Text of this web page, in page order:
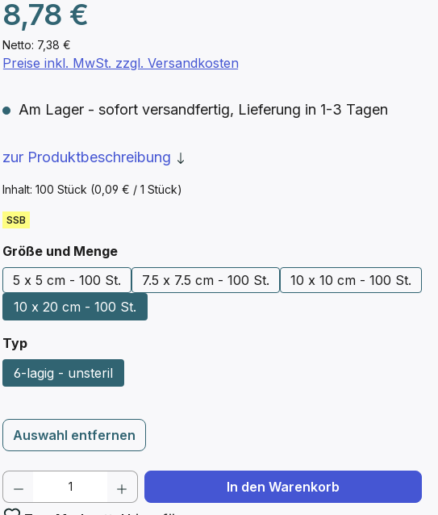
Netto: 7,38 €
8,78 €
Inhalt: 100 Stück (0,09 € / 1 Stück)
Preise inkl. MwSt. zzgl. Versandkosten
Am Lager - sofort versandfertig, Lieferung in 1-3 Tagen
SSB
zur Produktbeschreibung
Größe und Mengeauswählen
5 x 5 cm - 100 St.
7.5 x 7.5 cm - 100 St.
10 x 10 cm - 100 St.
10 x 20 cm - 100 St.
Typauswählen
6-lagig - unsteril
Auswahl entfernen
Produkt Anzahl: Gib den gewünschten Wert
In den Warenkorb